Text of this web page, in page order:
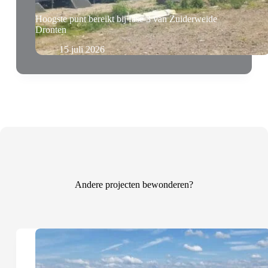
Hoogste punt bereikt bij fase 3 van Zuiderweide
Dronten
15 juli 2026
Andere projecten bewonderen?